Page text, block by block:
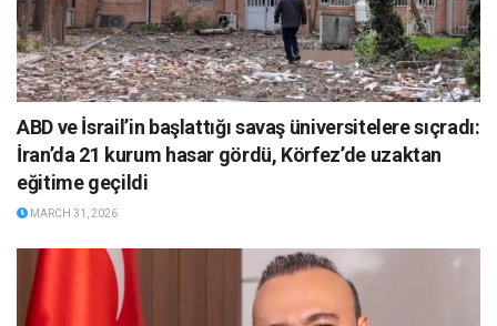
ABD ve İsrail’in başlattığı savaş üniversitelere sıçradı:
İran’da 21 kurum hasar gördü, Körfez’de uzaktan
eğitime geçildi
MARCH 31, 2026